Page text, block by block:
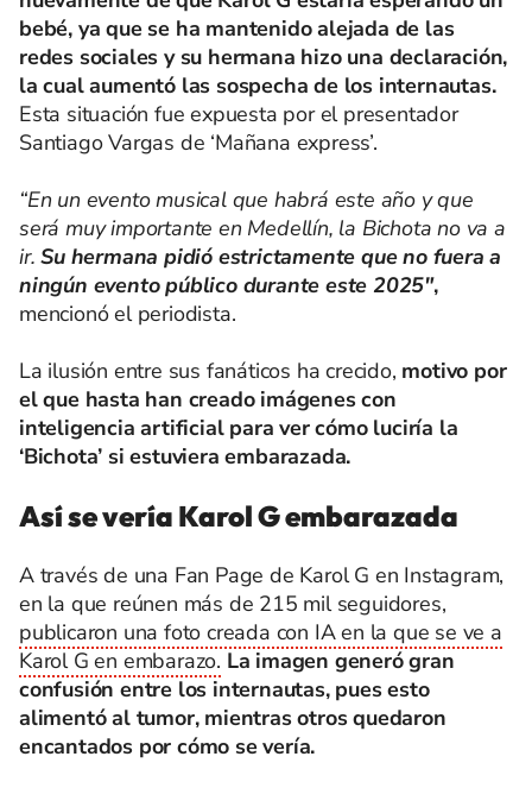
bebé, ya que se ha mantenido alejada de las
redes sociales y su hermana hizo una declaración,
la cual aumentó las sospecha de los internautas.
Esta situación fue expuesta por el presentador
Santiago Vargas de ‘Mañana express’.
“En un evento musical que habrá este año y que
será muy importante en Medellín, la Bichota no va a
ir. Su hermana pidió estrictamente que no fuera a
ningún evento público durante este 2025",
mencionó el periodista.
La ilusión entre sus fanáticos ha crecido, motivo por
el que hasta han creado imágenes con
inteligencia artificial para ver cómo luciría la
‘Bichota’ si estuviera embarazada.
Así se vería Karol G embarazada
A través de una Fan Page de Karol G en Instagram,
en la que reúnen más de 215 mil seguidores,
publicaron una foto creada con IA en la que se ve a
Karol G en embarazo. La imagen generó gran
confusión entre los internautas, pues esto
alimentó al tumor, mientras otros quedaron
encantados por cómo se vería.